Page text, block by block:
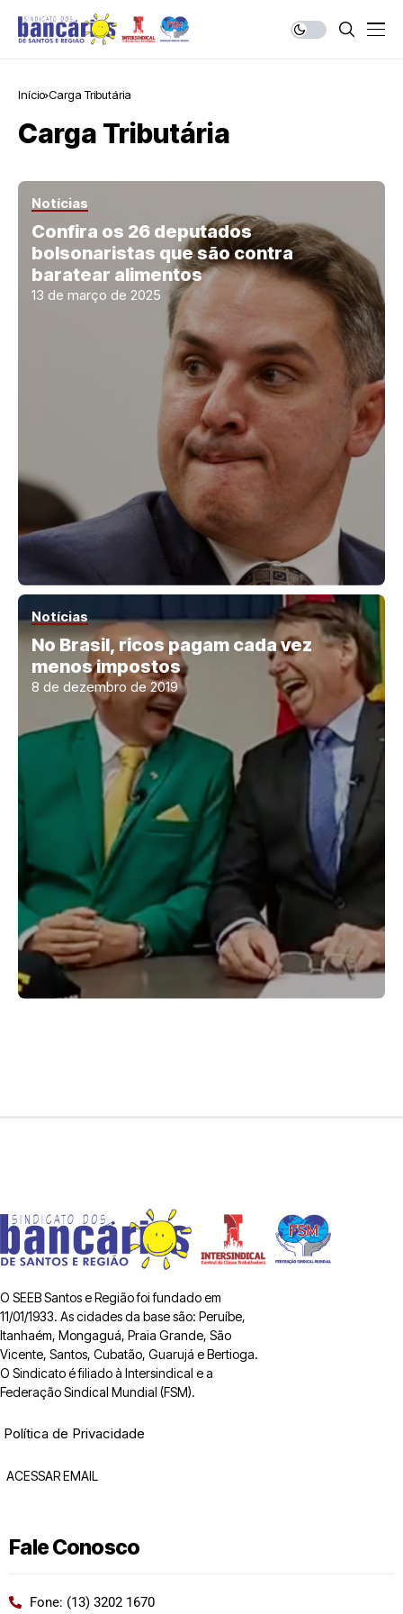
Início Carga Tributária
Carga Tributária
Notícias
Confira os 26 deputados
bolsonaristas que são contra
baratear alimentos
13 de março de 2025
Notícias
No Brasil, ricos pagam cada vez
menos impostos
8 de dezembro de 2019
O SEEB Santos e Região foi fundado em
11/01/1933. As cidades da base são: Peruíbe,
Itanhaém, Mongaguá, Praia Grande, São
Vicente, Santos, Cubatão, Guarujá e Bertioga.
O Sindicato é filiado à Intersindical e a
Federação Sindical Mundial (FSM).
Política de Privacidade
ACESSAR EMAIL
Fale Conosco
Fone: (13) 3202 1670